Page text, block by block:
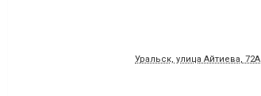
Уральск, улица Айтиева, 72А